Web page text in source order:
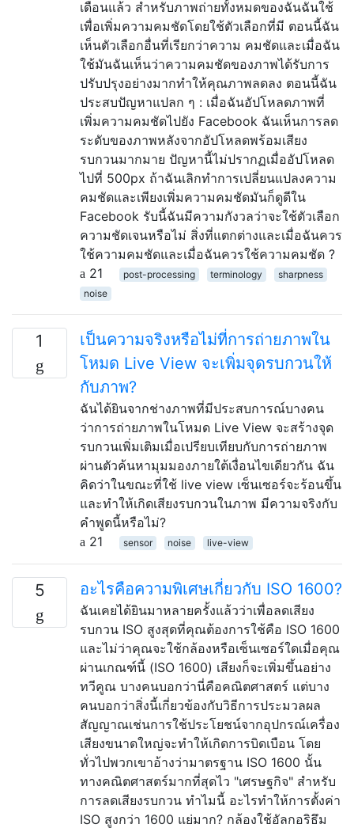
เดือนแล้ว สำหรับภาพถ่ายทั้งหมดของฉันฉันใช้
เพื่อเพิ่มความคมชัดโดยใช้ตัวเลือกที่มี ตอนนี้ฉัน
เห็นตัวเลือกอื่นที่เรียกว่าความ คมชัดและเมื่อฉัน
ใช้มันฉันเห็นว่าความคมชัดของภาพได้รับการ
ปรับปรุงอย่างมากทำให้คุณภาพลดลง ตอนนี้ฉัน
ประสบปัญหาแปลก ๆ : เมื่อฉันอัปโหลดภาพที่
เพิ่มความคมชัดไปยัง Facebook ฉันเห็นการลด
ระดับของภาพหลังจากอัปโหลดพร้อมเสียง
รบกวนมากมาย ปัญหานี้ไม่ปรากฏเมื่ออัปโหลด
ไปที่ 500px ถ้าฉันเลิกทำการเปลี่ยนแปลงความ
คมชัดและเพียงเพิ่มความคมชัดมันก็ดูดีใน
Facebook รับนี้ฉันมีความกังวลว่าจะใช้ตัวเลือก
ความชัดเจนหรือไม่ สิ่งที่แตกต่างและเมื่อฉันควร
ใช้ความคมชัดและเมื่อฉันควรใช้ความคมชัด ?
21
post-processing terminology
sharpness
noise
1
เป็นความจริงหรือไม่ที่การถ่ายภาพใน
โหมด Live View จะเพิ่มจุดรบกวนให้
กับภาพ?
ฉันได้ยินจากช่างภาพที่มีประสบการณ์บางคน
ว่าการถ่ายภาพในโหมด Live View จะสร้างจุด
รบกวนเพิ่มเติมเมื่อเปรียบเทียบกับการถ่ายภาพ
ผ่านตัวค้นหามุมมองภายใต้เงื่อนไขเดียวกัน ฉัน
คิดว่าในขณะที่ใช้ live view เซ็นเซอร์จะร้อนขึ้น
และทำให้เกิดเสียงรบกวนในภาพ มีความจริงกับ
คำพูดนี้หรือไม่?
21
sensor noise live-view
5 อะไรคือความพิเศษเกี่ยวกับ ISO 1600?
ฉันเคยได้ยินมาหลายครั้งแล้วว่าเพื่อลดเสียง
รบกวน ISO สูงสุดที่คุณต้องการใช้คือ ISO 1600
และไม่ว่าคุณจะใช้กล้องหรือเซ็นเซอร์ใดเมื่อคุณ
ผ่านเกณฑ์นี้ (ISO 1600) เสียงก็จะเพิ่มขึ้นอย่าง
ทวีคูณ บางคนบอกว่านี่คือคณิตศาสตร์ แต่บาง
คนบอกว่าสิ่งนี้เกี่ยวข้องกับวิธีการประมวลผล
สัญญาณเช่นการใช้ประโยชน์จากอุปกรณ์เครื่อง
เสียงขนาดใหญ่จะทำให้เกิดการบิดเบือน โดย
ทั่วไปพวกเขาอ้างว่ามาตรฐาน ISO 1600 นั้น
ทางคณิตศาสตร์มากที่สุดไว "เศรษฐกิจ" สำหรับ
การลดเสียงรบกวน ทำไมนี้ อะไรทำให้การตั้งค่า
ISO สูงกว่า 1600 แย่มาก? กล้องใช้อัลกอริธึม